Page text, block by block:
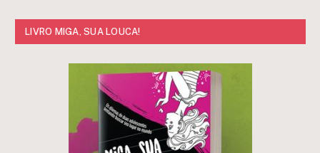
LIVRO MIGA, SUA LOUCA!